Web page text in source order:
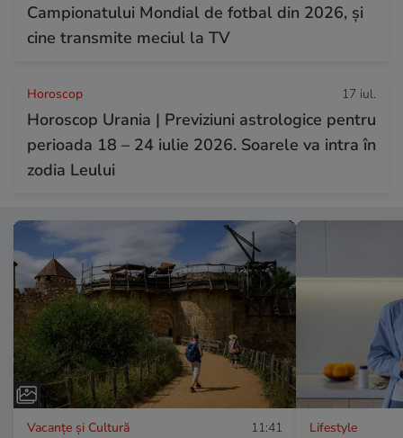
Campionatului Mondial de fotbal din 2026, și
cine transmite meciul la TV
Horoscop 17 iul.
Horoscop Urania | Previziuni astrologice pentru
perioada 18 – 24 iulie 2026. Soarele va intra în
zodia Leului
Vacanțe și Cultură 11:41 Lifestyle